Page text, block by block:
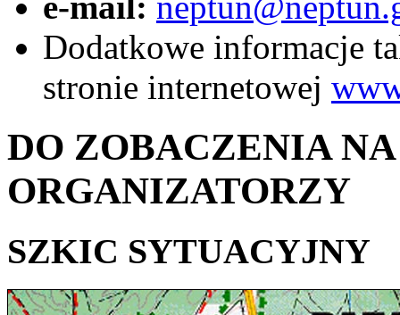
Dodatkowe informacje
stronie internetowej
DO ZOBACZENIA
ORGANIZATORZY
SZKIC SYTUACYJNY